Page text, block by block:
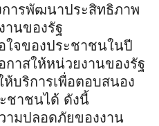
ารพัฒนาประสิทธิภาพ
านของรัฐ
ใจของประชาชนในปี
าสให้หน่วยงานของรัฐ
บริการเพื่อตอบสนอง
ชาชนได้ ดังนี้
ามปลอดภัยของงาน